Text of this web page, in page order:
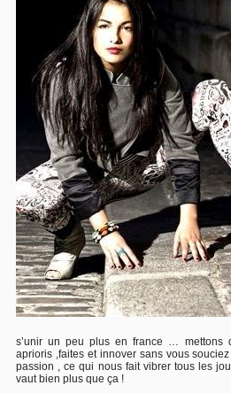
s’unir un peu plus en france … mettons
aprioris ,faites et innover sans vous
passion , ce qui nous fait vibrer tous les
vaut bien plus que ça !